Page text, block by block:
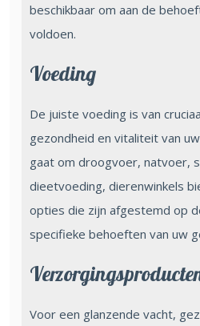
beschikbaar om aan de
voldoen.
Voeding
De juiste voeding is van
gezondheid en vitaliteit van
gaat om droogvoer, natvoer,
dieetvoeding, dierenwinkels
opties die zijn afgestemd op
specifieke behoeften van uw
Voor een glanzende vacht,